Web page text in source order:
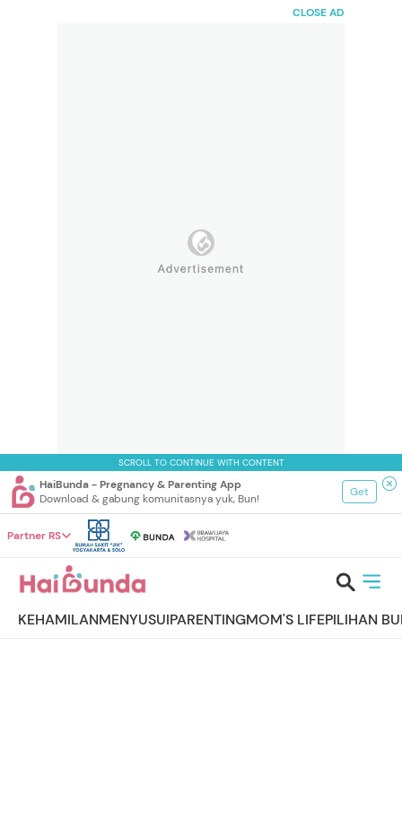
CLOSE AD
SCROLL TO CONTINUE WITH CONTENT
HaiBunda - Pregnancy & Parenting App
Download & gabung komunitasnya yuk, Bun!
Get
Partner RS
KEHAMILANMENYUSUIPARENTINGMOM'S LIFEPILIHAN